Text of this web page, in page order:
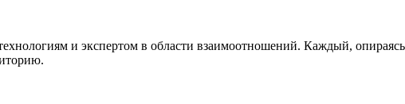
и экспертом в области взаимоотношений. Каждый,